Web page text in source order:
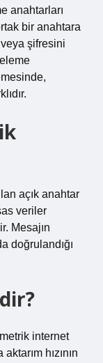
anahtarları
bir anahtara
şifresini
açık anahtar
veriler
Mesajın
doğrulandığı
internet
hızının